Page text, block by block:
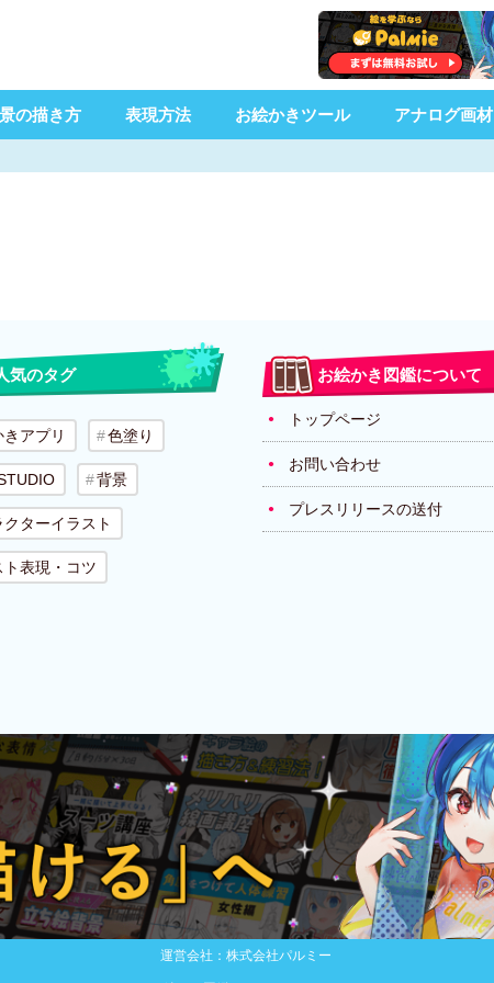
の描き方 表現方法 お絵かきツール アナログ画材
気のタグ
アプリ 色塗り
背景
ターイラスト
ト表現・コツ
お絵かき図鑑について
トップページ
お問い合わせ
プレスリリースの送付
運営会社：株式会社パルミー